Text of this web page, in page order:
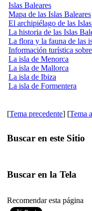
Islas Baleares
Mapa de las Islas Baleares
El archipiélago de las
La historia de las Islas
La flora y la fauna de las
Información turística
La isla de Menorca
La isla de Mallorca
La isla de Ibiza
La isla de Formentera
[Tema precedente] [Tema
Buscar en este Sitio
Buscar en la Tela
Recomendar esta página